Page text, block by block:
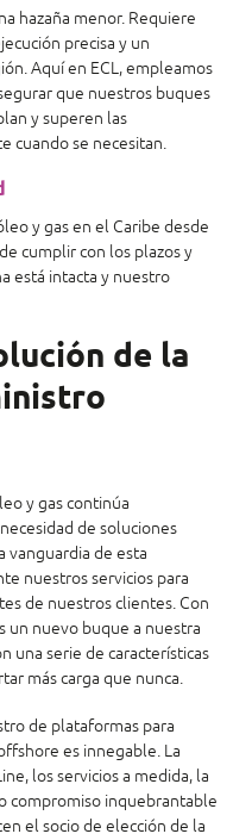
hazaña menor. Requiere
precisa y un
Aquí en ECL, empleamos
que nuestros buques
y superen las
cuando se necesitan.
y gas en el Caribe desde
cumplir con los plazos y
está intacta y nuestro
de la
y gas continúa
de soluciones
vanguardia de esta
nuestros servicios para
de nuestros clientes. Con
nuevo buque a nuestra
una serie de características
más carga que nunca.
de plataformas para
es innegable. La
los servicios a medida, la
compromiso inquebrantable
el socio de elección de la